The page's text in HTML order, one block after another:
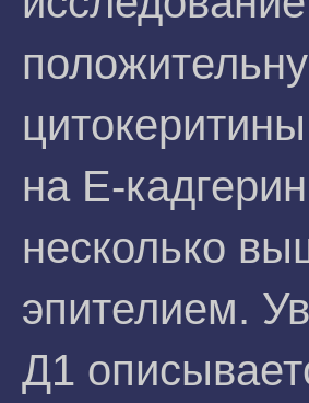
на Е-
несколько
эпителием.
Д1